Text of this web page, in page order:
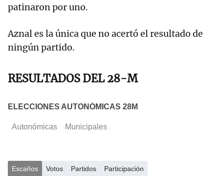
patinaron por uno.
Aznal es la única que no acertó el resultado de
ningún partido.
RESULTADOS DEL 28-M